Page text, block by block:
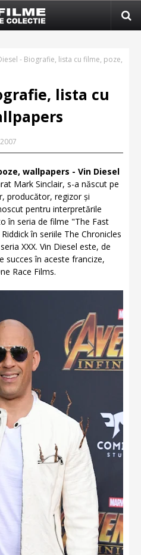
- Biografie, lista cu filme, poze,
lista cu
wallpapers - Vin Diesel
Mark Sinclair, s-a născut pe
producător, regizor și
pentru interpretările
în seria de filme "The Fast
în seriile The Chronicles
XXX. Vin Diesel este, de
succes în aceste francize,
Race Films.